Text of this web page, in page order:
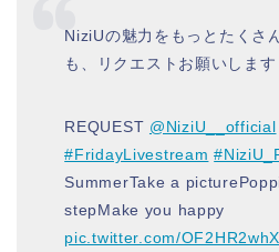
NiziUの魅力をもっとたくさ
も、リクエストお願いします
REQUEST @NiziU__official
#FridayLivestream
SummerTake a
stepMake you happy
pic.twitter.com/